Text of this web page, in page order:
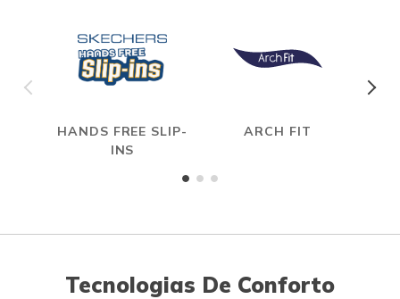
HANDS FREE SLIP-
INS
ARCH FIT
Tecnologias De Conforto